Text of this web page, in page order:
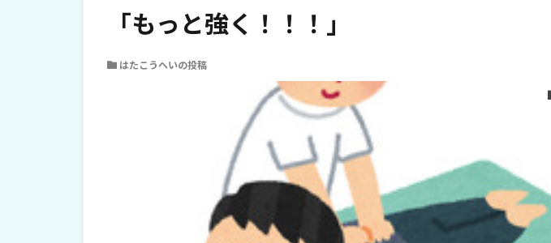
「もっと強く！！！」
はたこうへいの投稿